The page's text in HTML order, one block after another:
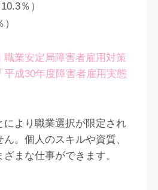
％）
職業安定局障害者雇用対策
成30年度障害者雇用実態
により職業選択が限定され
。個人のスキルや資質、
まな仕事ができます。